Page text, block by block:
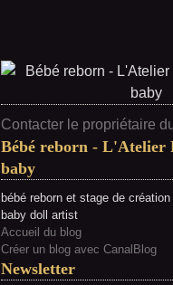
Contacter le propriétaire
Bébé reborn - L'Atelier
baby
bébé reborn et stage de
baby doll artist
Accueil du blog
Créer un blog avec CanalBlog
Newsletter